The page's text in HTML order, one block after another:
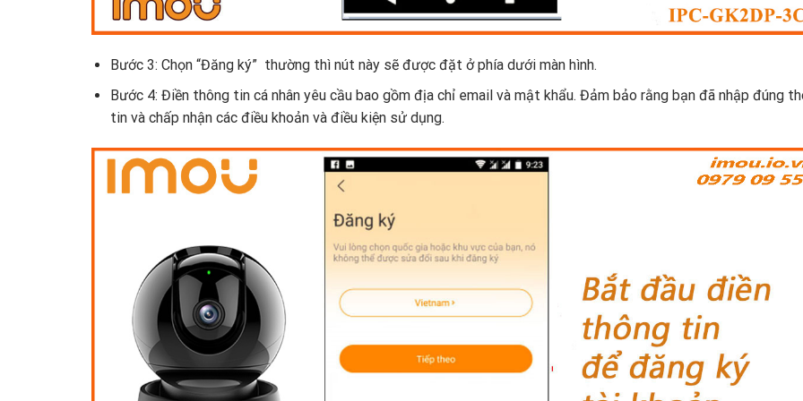
Bước 3: Chọn “Đăng ký” thường thì nút này sẽ được đặt ở phía dưới màn hình.
Bước 4: Điền thông tin cá nhân yêu cầu bao gồm địa chỉ email và mật khẩu. Đảm bảo rằng bạn đã nhập đúng
tin và chấp nhận các điều khoản và điều kiện sử dụng.